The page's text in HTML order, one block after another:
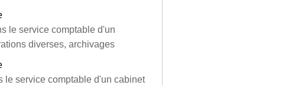
le service comptable d'un
diverses, archivages
le service comptable d'un cabinet